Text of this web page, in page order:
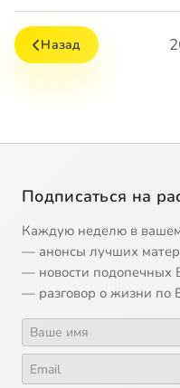
Назад
Подписаться на
Каждую неделю в
— анонсы лучших
— новости подопечных
— разговор о жизни по